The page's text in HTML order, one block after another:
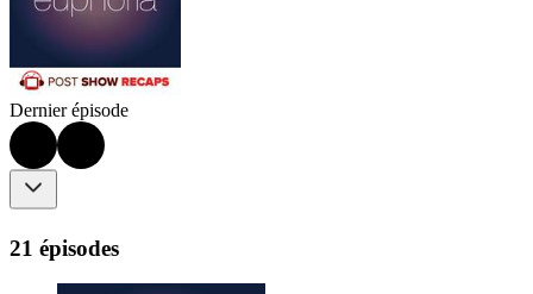
Dernier épisode
21 épisodes